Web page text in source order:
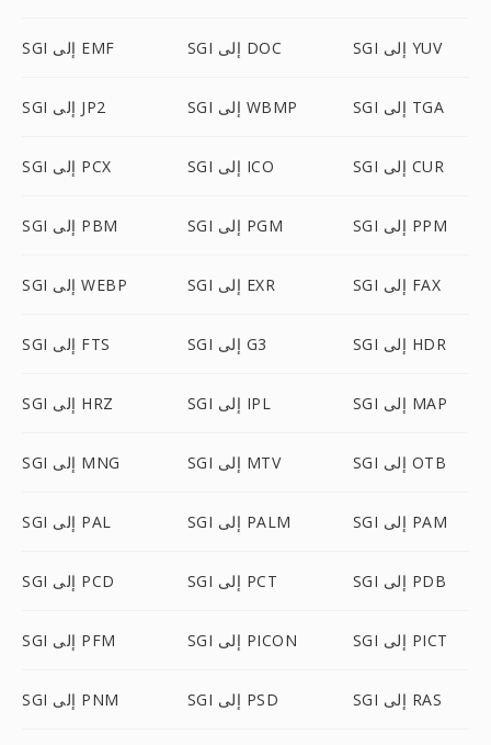
SGI إلى EMF SGI إلى DOC SGI إلى YUV
SGI إلى JP2 SGI إلى WBMP SGI إلى TGA
SGI إلى PCX SGI إلى ICO SGI إلى CUR
SGI إلى PBM SGI إلى PGM SGI إلى PPM
SGI إلى WEBP SGI إلى EXR SGI إلى FAX
SGI إلى FTS SGI إلى G3 SGI إلى HDR
SGI إلى HRZ SGI إلى IPL SGI إلى MAP
SGI إلى MNG SGI إلى MTV SGI إلى OTB
SGI إلى PAL SGI إلى PALM SGI إلى PAM
SGI إلى PCD SGI إلى PCT SGI إلى PDB
SGI إلى PFM SGI إلى PICON SGI إلى PICT
SGI إلى PNM SGI إلى PSD SGI إلى RAS